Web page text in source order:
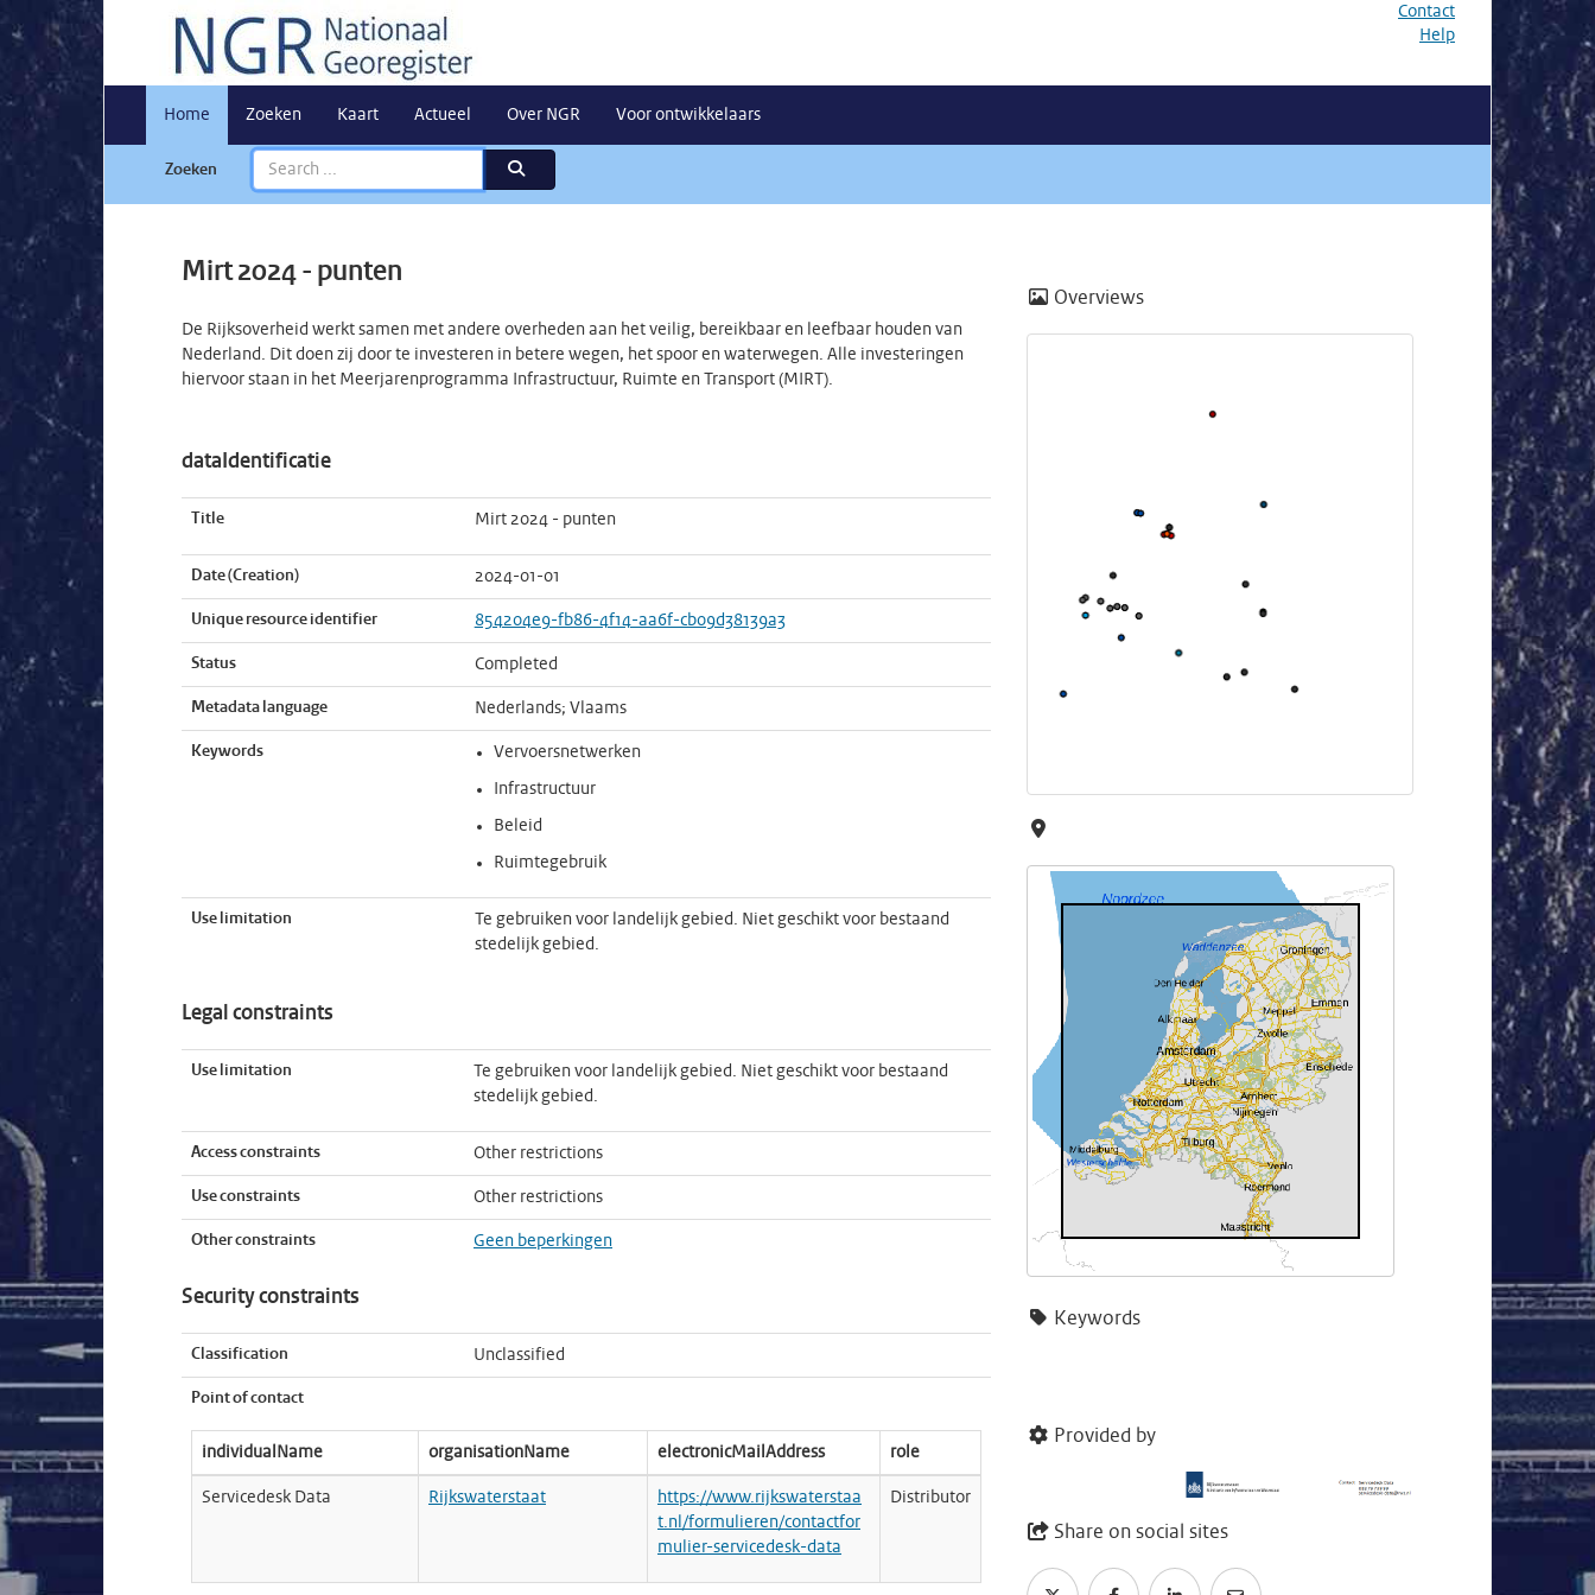
Contact
Help
Home Zoeken Kaart Actueel Over NGR Voor ontwikkelaars
Zoeken
Mirt 2024 - punten
De Rijksoverheid werkt samen met andere overheden aan het veilig, bereikbaar en leefbaar houden van
Nederland. Dit doen zij door te investeren in betere wegen, het spoor en waterwegen. Alle investeringen
hiervoor staan in het Meerjarenprogramma Infrastructuur, Ruimte en Transport (MIRT).
dataIdentificatie
Title Mirt 2024 - punten
Date (Creation) 2024-01-01
Unique resource identifier 854204e9-fb86-4f14-aa6f-cb09d38139a3
Status Completed
Metadata language Nederlands; Vlaams
Keywords Vervoersnetwerken
Infrastructuur
Beleid
Ruimtegebruik
Use limitation
Te gebruiken voor landelijk gebied. Niet geschikt voor bestaand
stedelijk gebied.
Legal constraints
Use limitation
Te gebruiken voor landelijk gebied. Niet geschikt voor bestaand
stedelijk gebied.
Access constraints Other restrictions
Use constraints Other restrictions
Other constraints Geen beperkingen
Security constraints
Classification Unclassified
Point of contact
individualName organisationName electronicMailAddress role
Servicedesk Data Rijkswaterstaat
https://www.rijkswaterstaa
t.nl/formulieren/contactfor
mulier-servicedesk-data
Distributor
Overviews
Keywords
Provided by
Share on social sites